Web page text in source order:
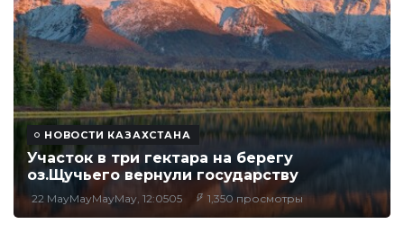
НОВОСТИ КАЗАХСТАНА
Участок в три гектара на берегу
оз.Щучьего вернули государству
22 MayMayMayMay, 12:0505 1,350 просмотры